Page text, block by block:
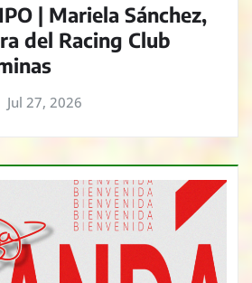
| Mariela Sánchez,
del Racing Club
Jul 27, 2026